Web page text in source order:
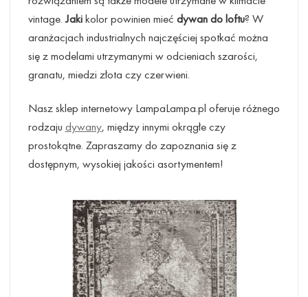
vintage.Jakikolor powinien mieć dywan do loftu? W
aranżacjach industrialnych najczęściej spotkać można
się z modelami utrzymanymi w odcieniach szarości,
granatu, miedzi złota czy czerwieni.
Nasz sklep internetowy LampaLampa.pl oferuje różnego
rodzaju dywany, między innymi okrągłe czy
prostokątne. Zapraszamy do zapoznania się z
dostępnym, wysokiej jakości asortymentem!